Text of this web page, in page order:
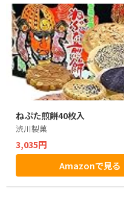
ねぷた煎餅40枚入
渋川製菓
3,035円
Amazonで見る